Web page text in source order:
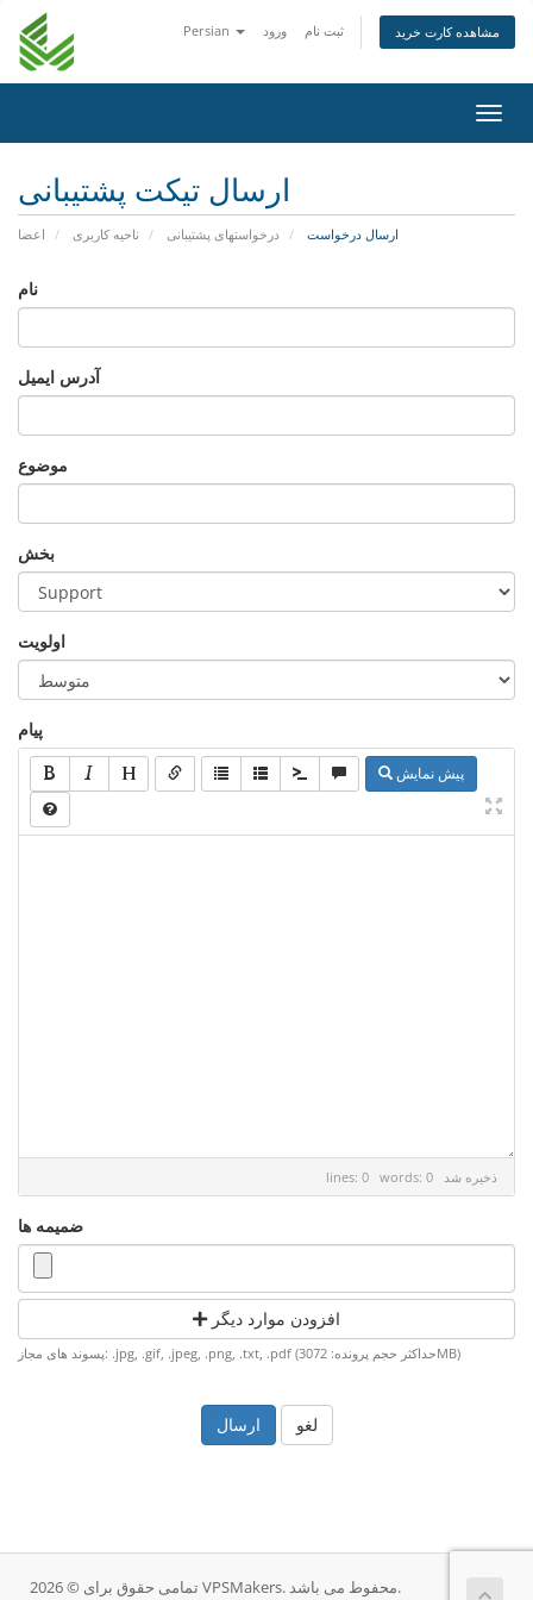
Persian ورود ثبت نام مشاهده کارت خرید
تغییر
ارسال تیکت پشتیبانی
اعضا ناحیه کاربری درخواستهای پشتیبانی ارسال درخواست
نام
آدرس ایمیل
موضوع
بخش
اولویت
پیام
پیش نمایش
lines: 0 words: 0 ذخیره شد
ضمیمه ها
افزودن موارد دیگر
پسوند های مجاز: .jpg, .gif, .jpeg, .png, .txt, .pdf (حداکثر حجم پرونده: 3072MB)
لغو
تمامی حقوق برای © 2026 VPSMakers. محفوط می باشد.